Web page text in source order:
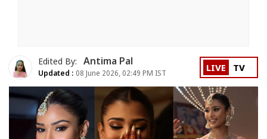
Edited By: Antima Pal
Updated : 08 June 2026, 02:49 PM IST LIVE TV